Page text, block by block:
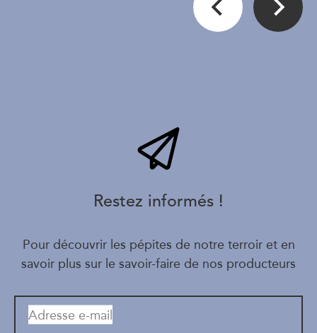
Restez informés !
Pour découvrir les pépites de notre terroir et en
savoir plus sur le savoir-faire de nos producteurs
Adresse e-mail